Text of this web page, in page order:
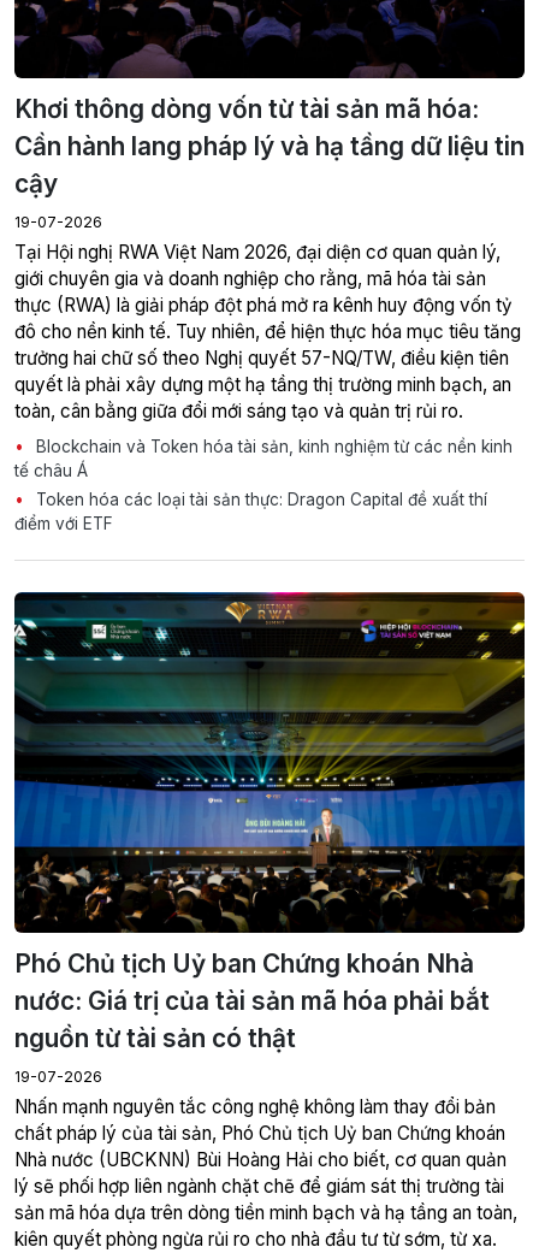
Khơi thông dòng vốn từ tài sản mã hóa:
Cần hành lang pháp lý và hạ tầng dữ liệu tin
cậy
19-07-2026
giới chuyên gia và doanh nghiệp cho rằng, mã hóa tài sản
thực (RWA) là giải pháp đột phá mở ra kênh huy động vốn tỷ
đô cho nền kinh tế. Tuy nhiên, để hiện thực hóa mục tiêu tăng
trưởng hai chữ số theo Nghị quyết 57-NQ/TW, điều kiện tiên
quyết là phải xây dựng một hạ tầng thị trường minh bạch, an
toàn, cân bằng giữa đổi mới sáng tạo và quản trị rủi ro.
Blockchain và Token hóa tài sản, kinh nghiệm từ các nền kinh
tế châu Á
Token hóa các loại tài sản thực: Dragon Capital đề xuất thí
điểm với ETF
Phó Chủ tịch Uỷ ban Chứng khoán Nhà
nước: Giá trị của tài sản mã hóa phải bắt
nguồn từ tài sản có thật
19-07-2026
Nhấn mạnh nguyên tắc công nghệ không làm thay đổi bản
chất pháp lý của tài sản, Phó Chủ tịch Uỷ ban Chứng khoán
Nhà nước (UBCKNN) Bùi Hoàng Hải cho biết, cơ quan quản
lý sẽ phối hợp liên ngành chặt chẽ để giám sát thị trường tài
sản mã hóa dựa trên dòng tiền minh bạch và hạ tầng an toàn,
kiên quyết phòng ngừa rủi ro cho nhà đầu tư từ sớm, từ xa.